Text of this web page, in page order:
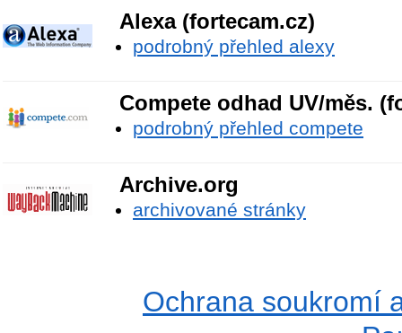
Alexa (fortecam.cz)
podrobný přehled alexy
Compete odhad UV/měs.
podrobný přehled compete
Archive.org
archivované stránky
Ochrana soukromí